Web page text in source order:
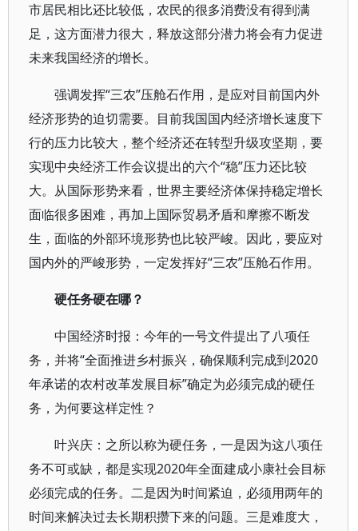
市居民相比还比较低，农民的很多消费没有得到满
足，这方面潜力很大，释放这部分潜力将会有力促进
未来我国经济的增长。
强调发挥“三农”压舱石作用，是应对目前国内外
经济形势的迫切需要。目前我国国内经济增长速度下
行的压力比较大，整个经济还在转型升级攻坚期，要
实现中央经济工作会议提出的六个“稳”压力还比较
大。从国际形势来看，世界主要经济体保持稳定增长
面临很多困难，再加上国际贸易矛盾和摩擦不断发
生，面临的外部环境形势也比较严峻。因此，要应对
国内外的严峻形势，一定发挥好“三农”压舱石作用。
硬任务硬在哪？
中国经济时报：今年的一号文件提出了八项任
务，并将“全面推进乡村振兴，确保顺利完成到2020
年承诺的农村改革发展目标”确定为必须完成的硬任
务，为何要这样定性？
叶兴庆：之所以称为硬任务，一是因为这八项任
务不可或缺，都是实现2020年全面建成小康社会目标
必须完成的任务。二是因为时间紧迫，必须用两年的
时间来解决过去长期积攒下来的问题。三是难度大，